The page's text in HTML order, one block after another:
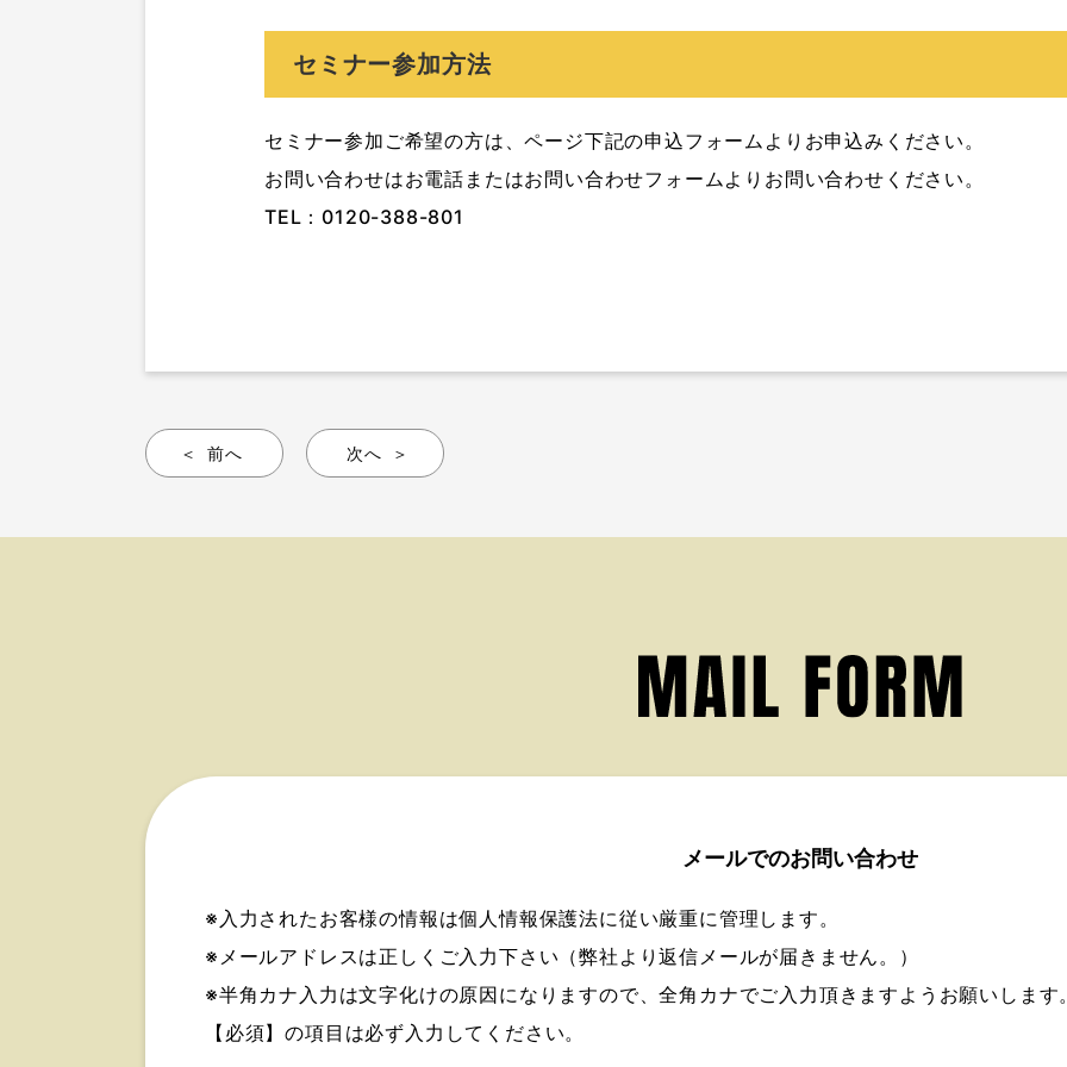
セミナー参加方法
セミナー参加ご希望の方は、ページ下記の申込フォームよりお申込みください。
お問い合わせはお電話またはお問い合わせフォームよりお問い合わせください。
TEL：0120-388-801
前へ 次へ
メールでのお問い合わせ
※入力されたお客様の情報は個人情報保護法に従い厳重に管理します。
※メールアドレスは正しくご入力下さい（弊社より返信メールが届きません。）
※半角カナ入力は文字化けの原因になりますので、全角カナでご入力頂きますようお願いします
【必須】の項目は必ず入力してください。